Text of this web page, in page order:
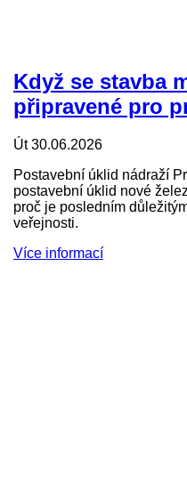
Když se stavba
připravené pro
Út 30.06.2026
Postavební úklid nádraží
postavební úklid nové
proč je posledním
veřejnosti.
Více informací